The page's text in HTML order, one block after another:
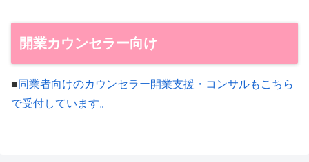
開業カウンセラー向け
■同業者向けのカウンセラー開業支援・コンサルもこちら
で受付しています。